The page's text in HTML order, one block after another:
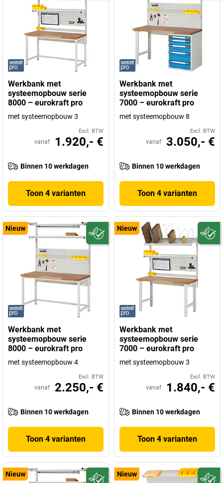
Werkbank met
systeemopbouw serie
8000 – eurokraft pro
met systeemopbouw 3
Excl. BTW
vanaf 1.920,- €
Binnen 10 werkdagen
Toon 4 varianten
Werkbank met
systeemopbouw serie
7000 – eurokraft pro
met systeemopbouw 8
Excl. BTW
vanaf 3.050,- €
Binnen 10 werkdagen
Toon 4 varianten
Nieuw
Werkbank met
systeemopbouw serie
8000 – eurokraft pro
met systeemopbouw 4
Excl. BTW
vanaf 2.250,- €
Binnen 10 werkdagen
Toon 4 varianten
Nieuw
Werkbank met
systeemopbouw serie
7000 – eurokraft pro
met systeemopbouw 3
Excl. BTW
vanaf 1.840,- €
Binnen 10 werkdagen
Toon 4 varianten
Nieuw Nieuw